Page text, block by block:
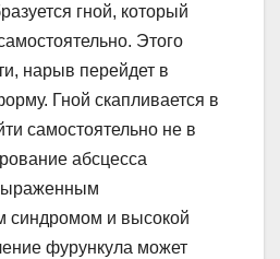
гной, который
Этого
нарыв перейдет в
Гной скапливается в
самостоятельно не в
абсцесса
синдромом и высокой
фурункула может